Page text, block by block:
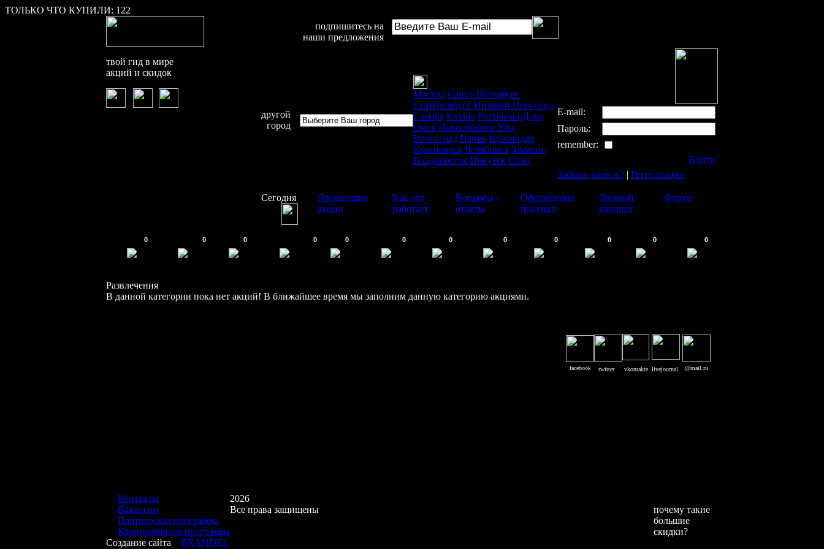
ТОЛЬКО ЧТО КУПИЛИ: 122
твой гид в мире
акций и скидок
подпишитесь на
наши предложения
другой
город
Москва Санкт-Петербург
Екатеринбург Нижний Новгород
Самара Казань Ростов-на-Дону
Омск Новосибирск Уфа
Волгоград Пермь Краснодар
Красноярск Челябинск Тюмень
Владивосток Иркутск Сочи
E-mail:
Пароль:
remember:
Войти
Забыли пароль? | Регистрация
Сегодня
Прошедшие
акции
Как это
работает
Вопросы -
ответы
Оформление
покупки
Личный
кабинет
Форум
0 0 0 0 0 0 0 0 0 0 0 0
Развлечения
В данной категории пока нет акций! В ближайшее время мы заполним данную категорию акциями.
facebook twitter vkontakte livejournal @mail.ru
Контакты
Вакансии
Партнерская программа
Корпоративная программа
2026
Все права защищены
Создание сайта BRANDEL
почему такие
большие
скидки?